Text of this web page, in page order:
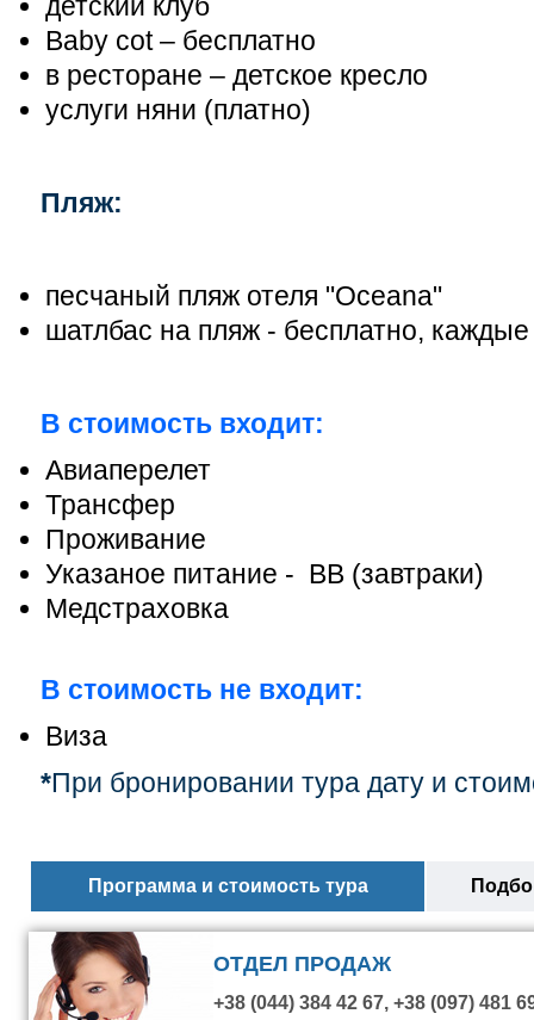
Baby cot – бесплатно
в ресторане – детское кресло
услуги няни (платно)
Пляж:
песчаный пляж отеля "Oceana"
шатлбас на пляж - бесплатно,
В стоимость входит:
Авиаперелет
Трансфер
Проживание
Указаное питание - ВВ (завтраки)
Медстраховка
В стоимость не входит:
Виза
*При бронировании тура дату и
Программа и стоимость тура
ОТДЕЛ ПРОДАЖ
+38 (044) 384 42 67, +38 (097) 481